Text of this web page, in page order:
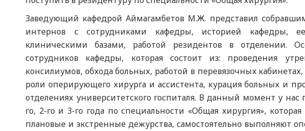
Заведующий кафедрой Аймагамбетов М.Ж. представил
интернов с сотрудниками кафедры, историей кафедры,
клиническими базами, работой резидентов в отделении.
сотрудников кафедры, которая состоит из: проведения
консилиумов, обхода больных, работой в перевязочных
роли оперирующего хирурга и ассистента, курация больных и
отделениях университетского госпиталя. В данный момент у
го, 2-го и 3-го года по специальности «Общая хирургия»,
плановые и экстренные дежурства, самостоятельно выполняют